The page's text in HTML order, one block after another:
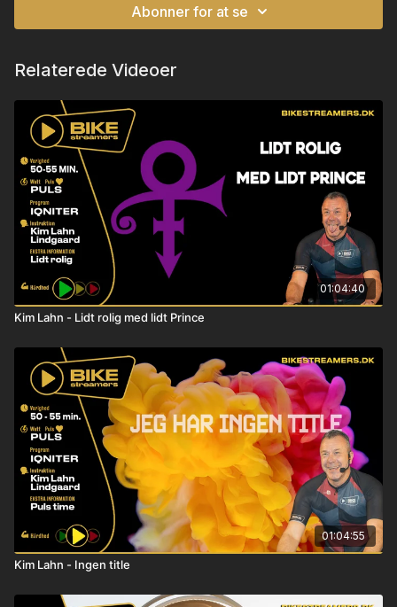
Der er ingen undskyldning.Abonner for at se
Relaterede Videoer
01:04:40
Kim Lahn - Lidt rolig med lidt Prince
01:04:55
Kim Lahn - Ingen title